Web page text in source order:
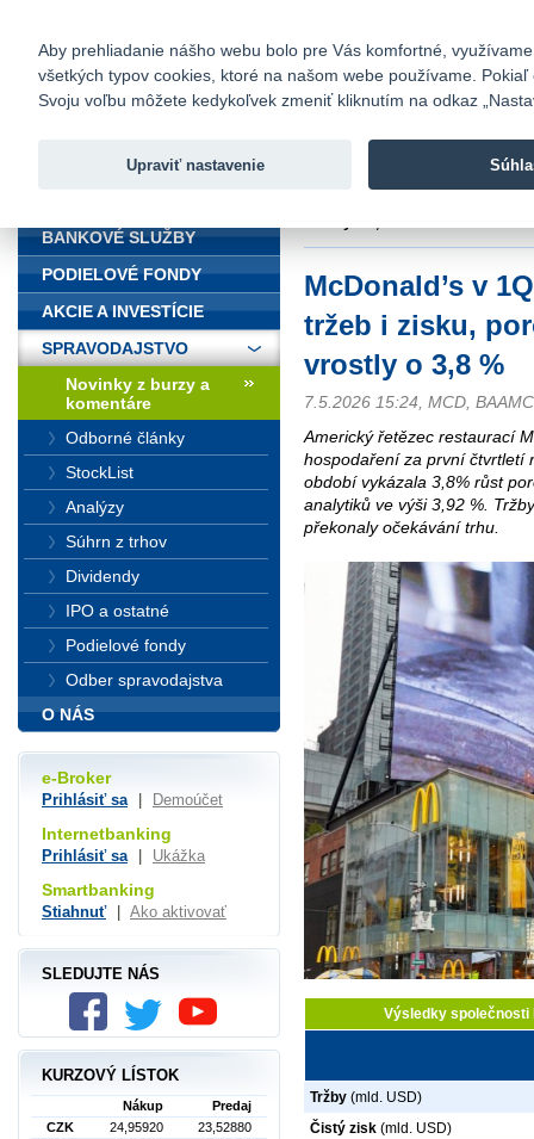
Fio banka
Fio banka
McDonald’s v
tržeb i zisku,
vrostly o 3,8 %
7.5.2026 15:24, MCD,
Americký řetězec restaurací
hospodaření za první čtvrtletí
období vykázala 3,8% růst
analytiků ve výši 3,92 %.
překonaly očekávání trhu.
Výsledky společnosti
Tržby (mld. USD)
Čistý zisk (mld. USD)
BANKOVÉ SLUŽBY
PODIELOVÉ FONDY
AKCIE A INVESTÍCIE
SPRAVODAJSTVO
Novinky z burzy a
komentáre
Odborné články
StockList
Analýzy
Súhrn z trhov
Dividendy
IPO a ostatné
Podielové fondy
Odber spravodajstva
O NÁS
e-Broker
Prihlásiť sa Demoúčet
Internetbanking
Prihlásiť sa Ukážka
Smartbanking
Stiahnuť Ako aktivovať
SLEDUJTE NÁS
KURZOVÝ LÍSTOK
Nákup
Predaj
CZK
24,95920
23,52880
Aby prehliadanie nášho webu bolo pre Vás komfortné,
všetkých typov cookies, ktoré na našom webe používame.
Svoju voľbu môžete kedykoľvek zmeniť kliknutím na odkaz
Upraviť nastavenie